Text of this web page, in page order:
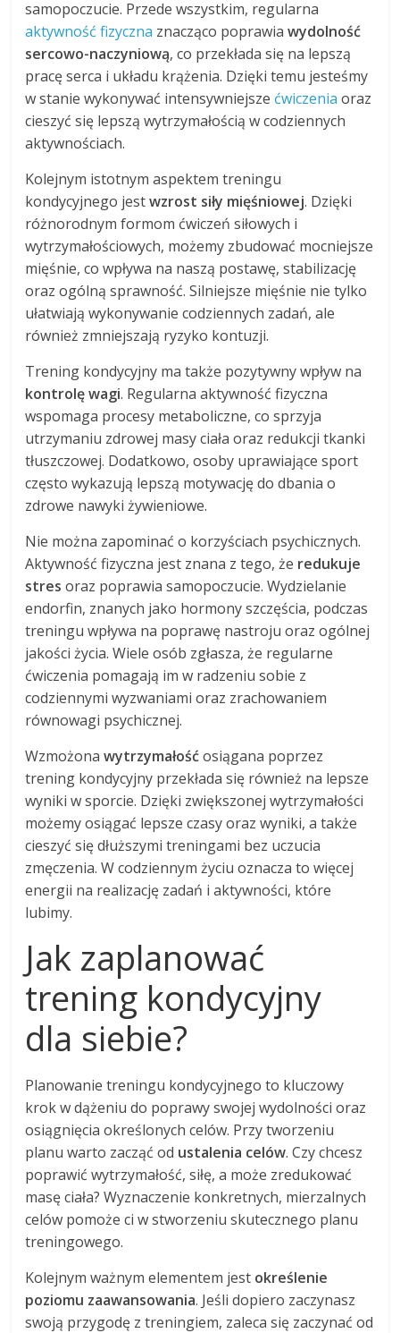
samopoczucie. Przede wszystkim, regularna
aktywność fizyczna znacząco poprawiawydolność
sercowo-naczyniową, co przekłada się na lepszą
pracę serca i układu krążenia. Dzięki temu jesteśmy
w stanie wykonywać intensywniejsze ćwiczenia oraz
cieszyć się lepszą wytrzymałością w codziennych
aktywnościach.
Kolejnym istotnym aspektem treningu
kondycyjnego jestwzrost siły mięśniowej. Dzięki
różnorodnym formom ćwiczeń siłowych i
wytrzymałościowych, możemy zbudować mocniejsze
mięśnie, co wpływa na naszą postawę, stabilizację
oraz ogólną sprawność. Silniejsze mięśnie nie tylko
ułatwiają wykonywanie codziennych zadań, ale
również zmniejszają ryzyko kontuzji.
Trening kondycyjny ma także pozytywny wpływ na
kontrolę wagi. Regularna aktywność fizyczna
wspomaga procesy metaboliczne, co sprzyja
utrzymaniu zdrowej masy ciała oraz redukcji tkanki
tłuszczowej. Dodatkowo, osoby uprawiające sport
często wykazują lepszą motywację do dbania o
zdrowe nawyki żywieniowe.
Nie można zapominać o korzyściach psychicznych.
Aktywność fizyczna jest znana z tego, że redukuje
stres oraz poprawia samopoczucie. Wydzielanie
endorfin, znanych jako hormony szczęścia, podczas
treningu wpływa na poprawę nastroju oraz ogólnej
jakości życia. Wiele osób zgłasza, że regularne
ćwiczenia pomagają im w radzeniu sobie z
codziennymi wyzwaniami oraz zrachowaniem
równowagi psychicznej.
Wzmożonawytrzymałośćosiągana poprzez
trening kondycyjny przekłada się również na lepsze
wyniki w sporcie. Dzięki zwiększonej wytrzymałości
możemy osiągać lepsze czasy oraz wyniki, a także
cieszyć się dłuższymi treningami bez uczucia
zmęczenia. W codziennym życiu oznacza to więcej
energii na realizację zadań i aktywności, które
lubimy.
Jak zaplanować
trening kondycyjny
dla siebie?
Planowanie treningu kondycyjnego to kluczowy
krok w dążeniu do poprawy swojej wydolności oraz
osiągnięcia określonych celów. Przy tworzeniu
planu warto zacząć od ustalenia celów. Czy chcesz
poprawić wytrzymałość, siłę, a może zredukować
masę ciała? Wyznaczenie konkretnych, mierzalnych
celów pomoże ci w stworzeniu skutecznego planu
treningowego.
Kolejnym ważnym elementem jest określenie
poziomu zaawansowania. Jeśli dopiero zaczynasz
swoją przygodę z treningiem, zaleca się zaczynać od